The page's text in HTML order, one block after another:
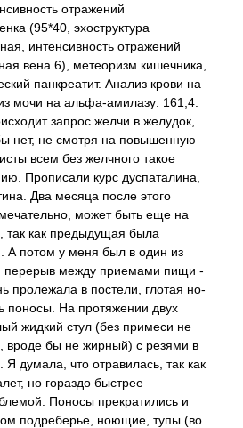
отражений
(95*40, эхоструктура
интенсивность отражений
вена 6), метеоризм кишечника,
панкреатит. Анализ крови на
мочи на альфа-амилазу: 161,4.
запрос желчи в желудок,
нет, не смотря на повышенную
всем без желчного такое
Прописали курс дуспаталина,
Два месяца после этого
может быть еще на
как предыдущая была
А потом у меня был в один из
перерыв между приемами пищи -
пролежала в постели, глотая но-
поносы. На протяжении двух
жидкий стул (без примеси не
вроде бы не жирный) с резями в
Я думала, что отравилась, так как
но гораздо быстрее
Поносы прекратились и
подреберье, ноющие, тупы (во